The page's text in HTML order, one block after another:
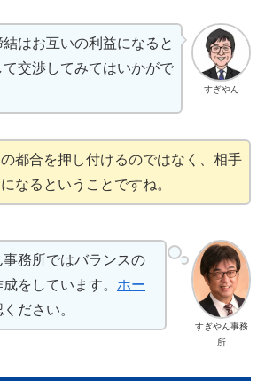
すぎやん
はお互いの利益になると
交渉してみてはいかがで
都合を押し付けるのではなく、相手
なるということですね。
すぎやん事務
所
務所ではバランスの
をしています。 ホー
ださい。